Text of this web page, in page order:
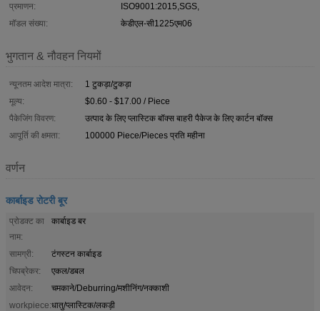
प्रमाणन:
ISO9001:2015,SGS,
मॉडल संख्या:
केडीएल-सी1225एम06
भुगतान & नौवहन नियमों
न्यूनतम आदेश मात्रा:
1 टुकड़ा/टुकड़ा
मूल्य:
$0.60 - $17.00 / Piece
पैकेजिंग विवरण:
उत्पाद के लिए प्लास्टिक बॉक्स बाहरी पैकेज के लिए कार्टन बॉक्स
आपूर्ति की क्षमता:
100000 Piece/Pieces प्रति महीना
वर्णन
कार्बाइड रोटरी बूर
प्रोडक्ट का
नाम:
कार्बाइड बर
सामग्री:
टंगस्टन कार्बाइड
चिपब्रेकर:
एकल/डबल
आवेदन:
चमकाने/Deburring/मशीनिंग/नक्काशी
workpiece:धातु/प्लास्टिक/लकड़ी